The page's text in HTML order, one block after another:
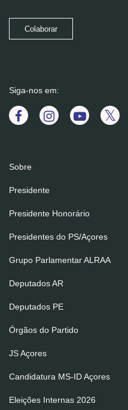
Colaborar
Siga-nos em:
Sobre
Presidente
Presidente Honorário
Presidentes do PS/Açores
Grupo Parlamentar ALRAA
Deputados AR
Deputados PE
Órgãos do Partido
JS Açores
Candidatura MS-ID Açores
Eleições Internas 2026